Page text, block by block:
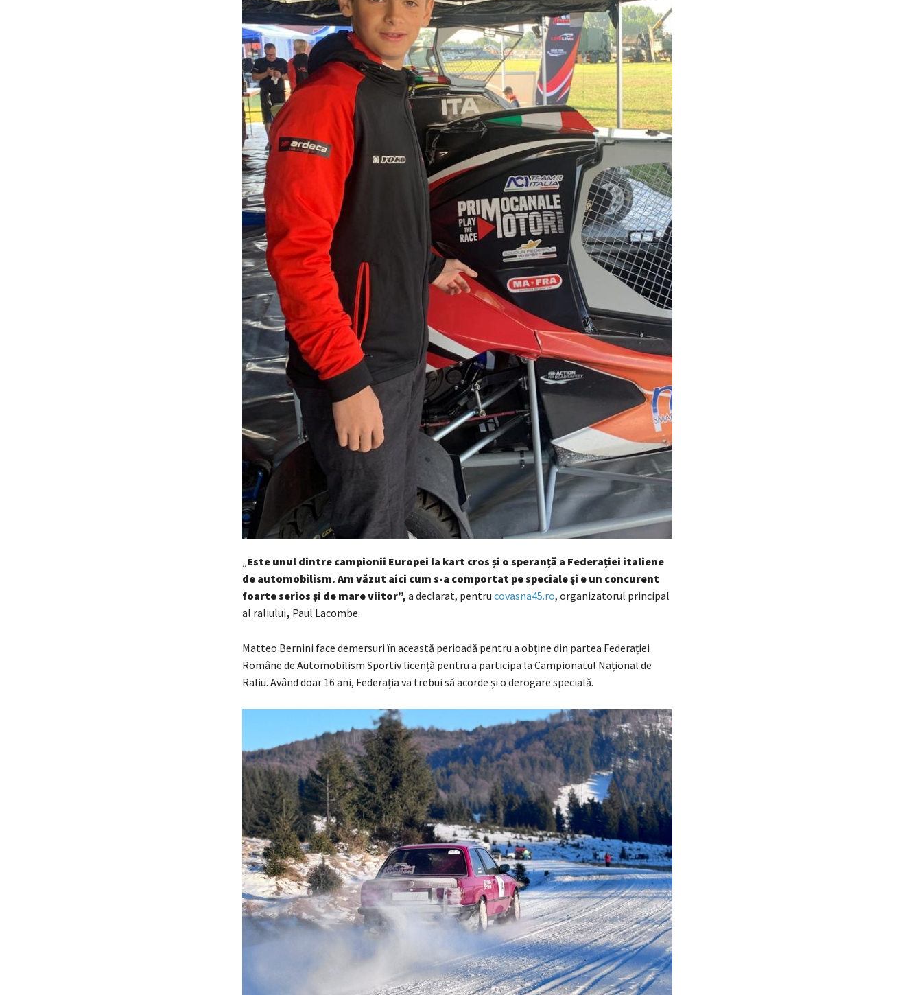
„Este unul dintre campionii Europei la kart cros și o speranță a Federației italiene
de automobilism. Am văzut aici cum s-a comportat pe speciale și e un concurent
foarte serios și de mare viitor”, a declarat, pentru covasna45.ro, organizatorul principal
al raliului, Paul Lacombe.
Matteo Bernini face demersuri în această perioadă pentru a obține din partea Federației
Române de Automobilism Sportiv licență pentru a participa la Campionatul Național de
Raliu. Având doar 16 ani, Federația va trebui să acorde și o derogare specială.